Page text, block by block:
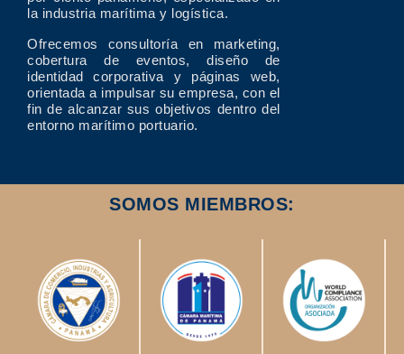
la industria marítima y logística.
Ofrecemos consultoría en marketing,
cobertura de eventos, diseño de
identidad corporativa y páginas web,
orientada a impulsar su empresa, con el
fin de alcanzar sus objetivos dentro del
entorno marítimo portuario.
SOMOS MIEMBROS: